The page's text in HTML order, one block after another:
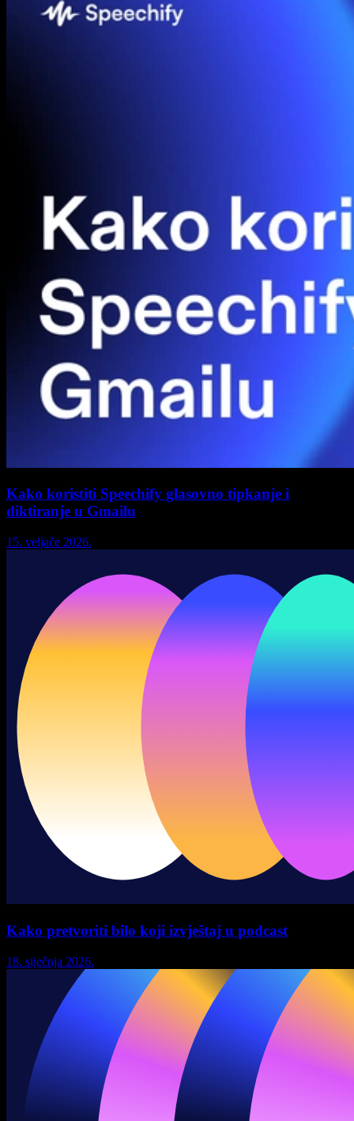
Kako koristiti Speechify glasovno tipkanje i
diktiranje u Gmailu
15. veljače 2026.
Kako pretvoriti bilo koji izvještaj u podcast
18. siječnja 2026.